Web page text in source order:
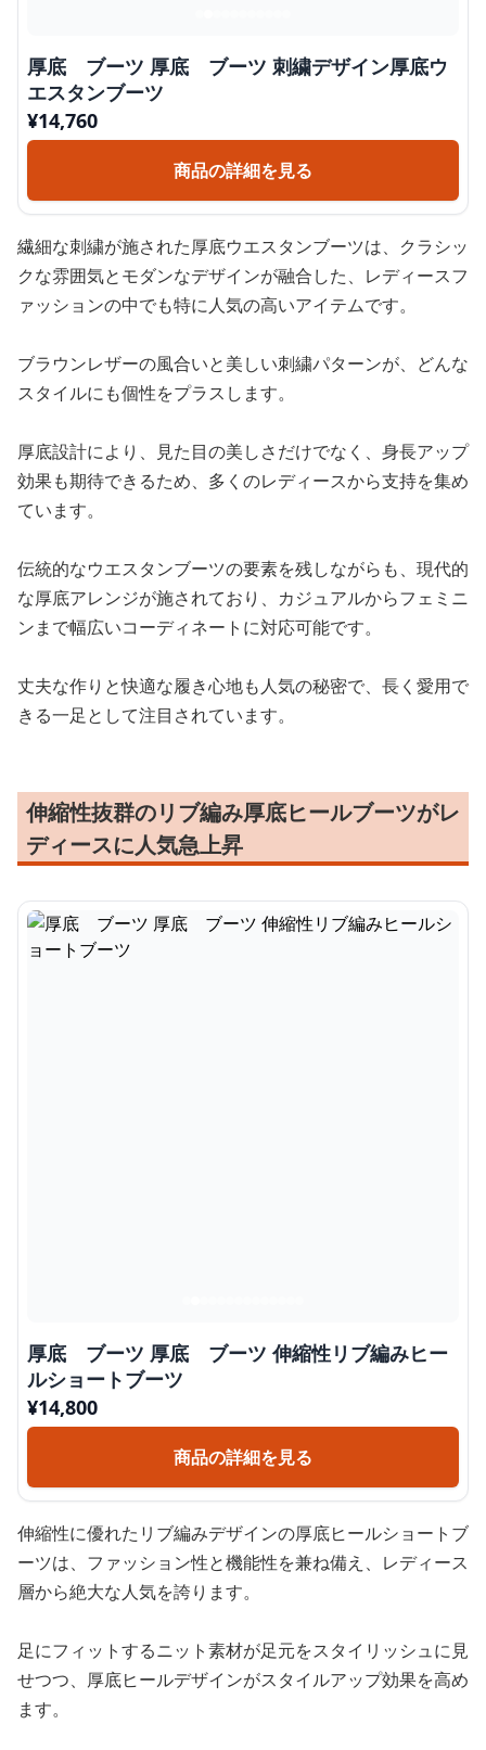
厚底 ブーツ 厚底 ブーツ 刺繍デザイン厚底ウ
エスタンブーツ
¥14,760
商品の詳細を見る
繊細な刺繍が施された厚底ウエスタンブーツは、クラシッ
クな雰囲気とモダンなデザインが融合した、レディースフ
ァッションの中でも特に人気の高いアイテムです。
ブラウンレザーの風合いと美しい刺繍パターンが、どんな
スタイルにも個性をプラスします。
厚底設計により、見た目の美しさだけでなく、身長アップ
効果も期待できるため、多くのレディースから支持を集め
ています。
伝統的なウエスタンブーツの要素を残しながらも、現代的
な厚底アレンジが施されており、カジュアルからフェミニ
ンまで幅広いコーディネートに対応可能です。
丈夫な作りと快適な履き心地も人気の秘密で、長く愛用で
きる一足として注目されています。
伸縮性抜群のリブ編み厚底ヒールブーツがレ
ディースに人気急上昇
厚底 ブーツ 厚底 ブーツ 伸縮性リブ編みヒー
ルショートブーツ
¥14,800
商品の詳細を見る
伸縮性に優れたリブ編みデザインの厚底ヒールショートブ
ーツは、ファッション性と機能性を兼ね備え、レディース
層から絶大な人気を誇ります。
足にフィットするニット素材が足元をスタイリッシュに見
せつつ、厚底ヒールデザインがスタイルアップ効果を高め
ます。